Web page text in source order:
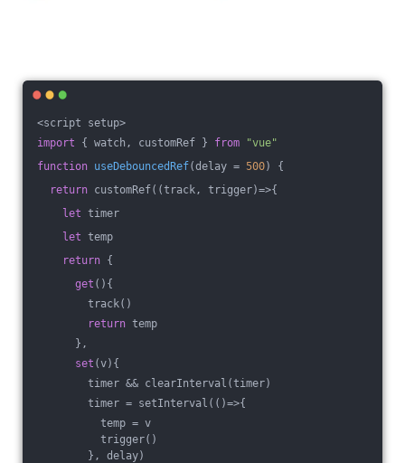
<script setup>
import { watch, customRef } from
"vue"
function useDebouncedRef(delay = 500) {
return customRef( (track, trigger)=>{
let timer
let temp
return {
get (){
track()
return temp
},
set (v){
timer && clearInterval(timer)
timer = setInterval( ()=>{
temp = v
trigger()
}, delay)